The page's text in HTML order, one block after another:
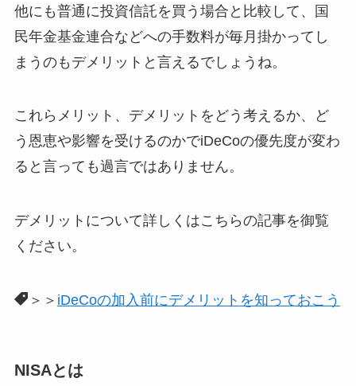
他にも普通に投資信託を買う場合と比較して、国
民年金基金連合などへの手数料が毎月掛かってし
まうのもデメリットと言えるでしょうね。
これらメリット、デメリットをどう考えるか、ど
う恩恵や影響を受けるのかでiDeCoの優先度が変わ
ると言っても過言ではありません。
デメリットについて詳しくはこちらの記事を御覧
ください。
＞＞ iDeCoの加入前にデメリットを知っておこう
NISAとは